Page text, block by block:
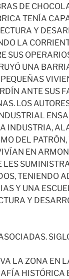
DE
TENÍA
Y
LA
SUS
UNA
ANTE SUS
LOS
INDUSTRIA,
DEL
EN
TENIENDO
Y UNA
Y
LA ZONA EN
HISTÓRICA